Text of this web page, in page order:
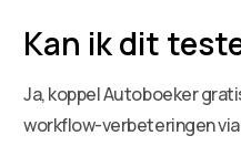
Kan ik dit
Ja, koppel Autoboeker
workflow-verbeteringen